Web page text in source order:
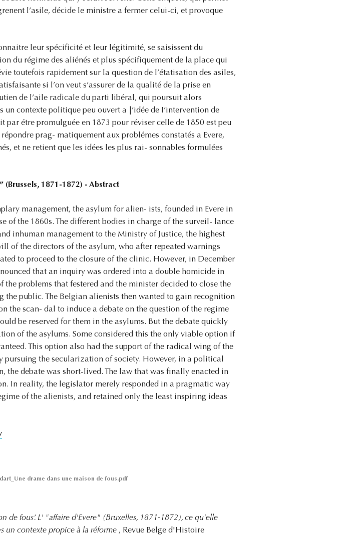
l’asile, décide le ministre a fermer celui-ci, et provoque
leur spécificité et leur légitimité, se saisissent du
du régime des aliénés et plus spécifiquement de la place qui
toutefois rapidement sur la question de l’étatisation des asiles,
si l’on veut s’assurer de la qualité de la prise en
de l’aile radicale du parti libéral, qui poursuit alors
contexte politique peu ouvert a |’idée de I’intervention de
étre promulguée en 1873 pour réviser celle de 1850 est peu
prag- matiquement aux problémes constatés a Evere,
et ne retient que les idées les plus rai- sonnables formulées
(Brussels, 1871-1872) - Abstract
management, the asylum for alien- ists, founded in Evere in
of the 1860s. The different bodies in charge of the surveil- lance
inhuman management to the Ministry of Justice, the highest
of the directors of the asylum, who after repeated warnings
to proceed to the closure of the clinic. However, in December
that an inquiry was ordered into a double homicide in
problems that festered and the minister decided to close the
public. The Belgian alienists then wanted to gain recognition
the scan- dal to induce a debate on the question of the regime
be reserved for them in the asylums. But the debate quickly
of the asylums. Some considered this the only viable option if
This option also had the support of the radical wing of the
the secularization of society. However, in a political
the debate was short-lived. The law that was finally enacted in
In reality, the legislator merely responded in a pragmatic way
of the alienists, and retained only the least inspiring ideas
drame dans une maison de fous.pdf
de fous’. L' "affaire d'Evere" (Bruxelles, 1871-1872), ce qu'elle
un contexte propice à la réforme , Revue Belge d'Histoire